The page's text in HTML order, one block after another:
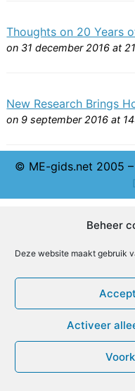
Beheer
Deze website maakt gebruik
Activeer
Thoughts on 20 Years
on 31 december 2016 at
New Research Brings
on 9 september 2016 at
© ME-gids.net 2005